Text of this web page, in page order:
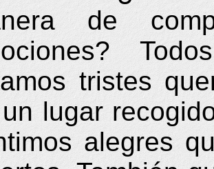
de
tristes
lugar
alegres